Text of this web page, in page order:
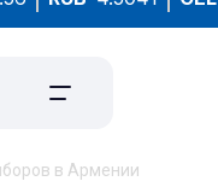
в Армении